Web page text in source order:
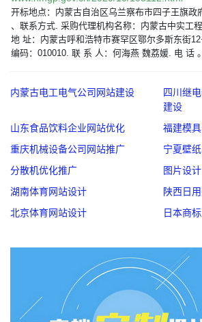
开标地点：内蒙古自治区乌兰察布市四子王旗政
、联系方式. 采购代理机构名称：内蒙古中实工
地 址：内蒙古呼和浩特市赛罕区鄂尔多斯东街
编码：010010. 联 系 人：何海燕 魏荔媛. 电 话 。
内蒙古电工电气公司网站建设
四川继
建设
山东食品饮料企业网站优化
福建模
重庆机械设备公司网站推广
宁夏壁
分散机优化推广
图片设计
湖南体育网站设计
陕西日
北京体育网站设计
日本商